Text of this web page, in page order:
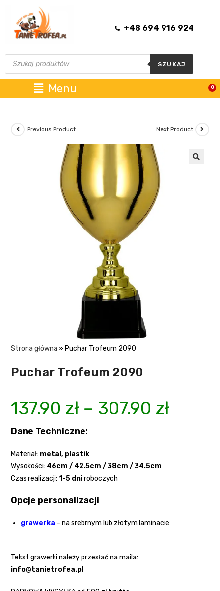
+48 694 916 924
SZUKAJ
Menu 0
Previous Product Next Product
Strona główna » Puchar Trofeum 2090
Puchar Trofeum 2090
137.90 zł – 307.90 zł
Dane Techniczne:
Materiał: metal, plastik
Wysokości: 46cm / 42.5cm / 38cm / 34.5cm
Czas realizacji:1-5 dniroboczych
Opcje personalizacji
grawerka – na srebrnym lub złotym laminacie
Tekst grawerki należy przesłać na maila:
info@tanietrofea.pl